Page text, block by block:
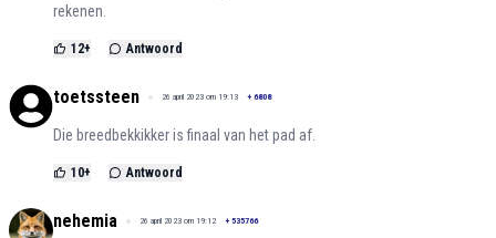
rekenen.
12+ Antwoord
toetssteen 26 april 2023 om 19:13 + 6808
Die breedbekkikker is finaal van het pad af.
10+ Antwoord
nehemia 26 april 2023 om 19:12 + 535766